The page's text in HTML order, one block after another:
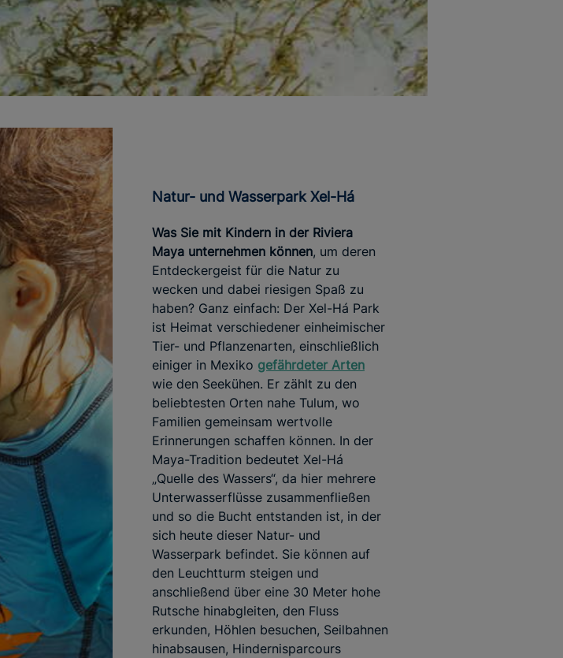
Natur- und Wasserpark Xel-Há
Was Sie mit Kindern in der Riviera
Maya unternehmen können, um deren
Entdeckergeist für die Natur zu
wecken und dabei riesigen Spaß zu
haben? Ganz einfach: Der Xel-Há Park
ist Heimat verschiedener einheimischer
Tier- und Pflanzenarten, einschließlich
einiger in Mexiko gefährdeter Arten
wie den Seekühen. Er zählt zu den
beliebtesten Orten nahe Tulum, wo
Familien gemeinsam wertvolle
Erinnerungen schaffen können. In der
Maya-Tradition bedeutet Xel-Há
„Quelle des Wassers“, da hier mehrere
Unterwasserflüsse zusammenfließen
und so die Bucht entstanden ist, in der
sich heute dieser Natur- und
Wasserpark befindet. Sie können auf
den Leuchtturm steigen und
anschließend über eine 30 Meter hohe
Rutsche hinabgleiten, den Fluss
erkunden, Höhlen besuchen, Seilbahnen
hinabsausen, Hindernisparcours